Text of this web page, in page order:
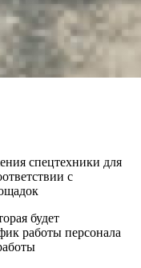
спецтехники для
с
будет
работы персонала